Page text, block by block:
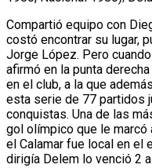
Compartió equipo con
costó encontrar su lugar,
Jorge López. Pero
afirmó en la punta
en el club, a la que
esta serie de 77 partidos
conquistas. Una de las
gol olímpico que le marcó
el Calamar fue local en el
dirigía Delem lo venció 2